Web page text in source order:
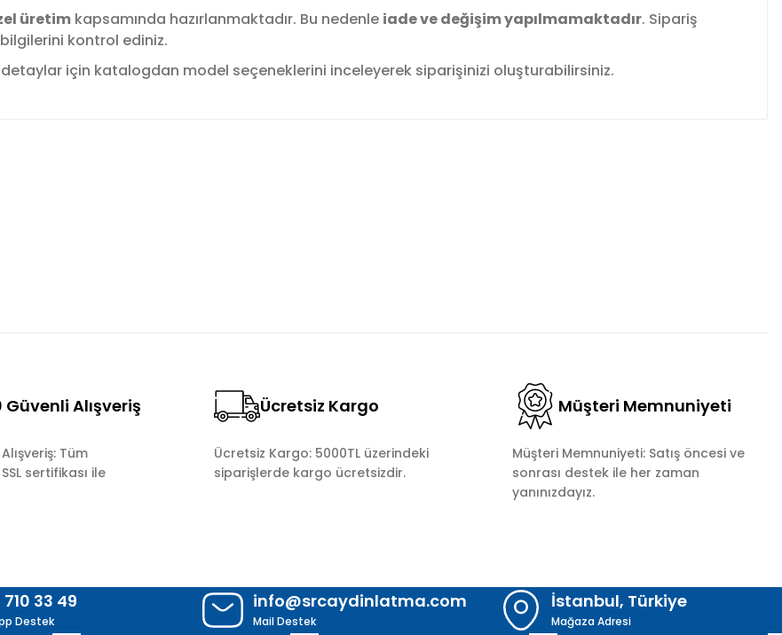
üretim kapsamında hazırlanmaktadır. Bu nedenle iade ve değişim yapılmamaktadır. Sipariş
kontrol ediniz.
için katalogdan model seçeneklerini inceleyerek siparişinizi oluşturabilirsiniz.
Güvenli Alışveriş
Tüm
sertifikası ile
Ücretsiz Kargo
Ücretsiz Kargo: 5000TL üzerindeki
siparişlerde kargo ücretsizdir.
Müşteri Memnuniyeti
Müşteri Memnuniyeti: Satış öncesi ve
sonrası destek ile her zaman
yanınızdayız.
33 49
Destek
info@srcaydinlatma.com
Mail Destek
İstanbul, Türkiye
Mağaza Adresi